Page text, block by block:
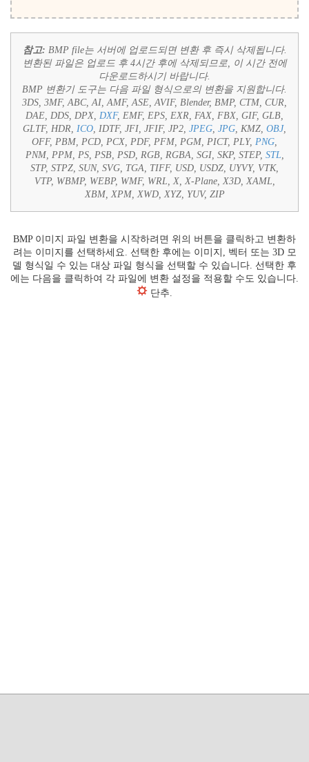
참고: BMP file는 서버에 업로드되면 변환 후 즉시 삭제됩니다.
변환된 파일은 업로드 후 4시간 후에 삭제되므로, 이 시간 전에
다운로드하시기 바랍니다.
BMP 변환기 도구는 다음 파일 형식으로의 변환을 지원합니다.
3DS, 3MF, ABC, AI, AMF, ASE, AVIF, Blender, BMP, CTM, CUR,
DAE, DDS, DPX, DXF, EMF, EPS, EXR, FAX, FBX, GIF, GLB,
GLTF, HDR, ICO, IDTF, JFI, JFIF, JP2, JPEG, JPG, KMZ, OBJ,
OFF, PBM, PCD, PCX, PDF, PFM, PGM, PICT, PLY, PNG,
PNM, PPM, PS, PSB, PSD, RGB, RGBA, SGI, SKP, STEP, STL,
STP, STPZ, SUN, SVG, TGA, TIFF, USD, USDZ, UYVY, VTK,
VTP, WBMP, WEBP, WMF, WRL, X, X-Plane, X3D, XAML,
XBM, XPM, XWD, XYZ, YUV, ZIP
BMP 이미지 파일 변환을 시작하려면 위의 버튼을 클릭하고 변환하
려는 이미지를 선택하세요. 선택한 후에는 이미지, 벡터 또는 3D 모
델 형식일 수 있는 대상 파일 형식을 선택할 수 있습니다. 선택한 후
에는 다음을 클릭하여 각 파일에 변환 설정을 적용할 수도 있습니다.
단추.